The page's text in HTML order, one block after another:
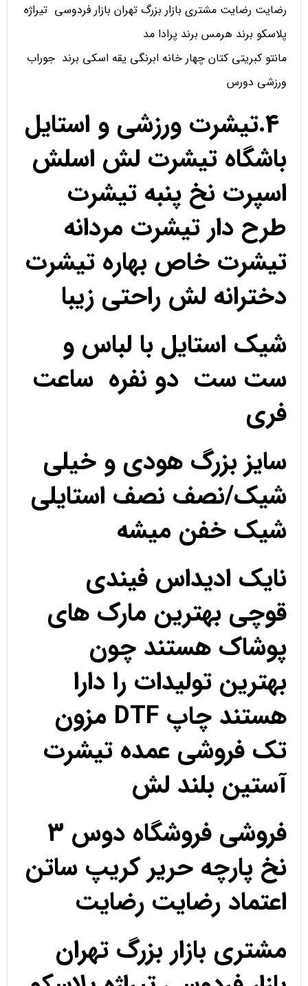
رضایت رضایت مشتری بازار بزرگ تهران بازار فردوسی تیراژه
پلاسکو برند هرمس برند پرادا مد
مانتو کبریتی کتان چهار خانه ابرنگی یقه اسکی برند جوراب
ورزشی دورس
4.تیشرت ورزشی و استایل
باشگاه تیشرت لش اسلش
اسپرت نخ پنبه تیشرت
طرح دار تیشرت مردانه
تیشرت خاص بهاره تیشرت
دخترانه لش راحتی زیبا
شیک استایل با لباس و
ست ست دو نفره ساعت
فری
سایز بزرگ هودی و خیلی
شیک/نصف نصف استایلی
شیک خفن میشه
نایک ادیداس فیندی
قوچی بهترین مارک های
پوشاک هستند چون
بهترین تولیدات را دارا
هستند چاپ DTF مزون
تک فروشی عمده تیشرت
آستین بلند لش
فروشی فروشگاه دوس 3
نخ پارچه حریر کریپ ساتن
اعتماد رضایت رضایت
مشتری بازار بزرگ تهران